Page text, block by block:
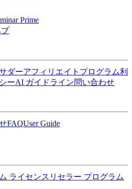
Prime
ダーアフィリエイトプログラム利
ーAI ガイドライン問い合わせ
FAQUser Guide
ライセンス リセラー プログラム